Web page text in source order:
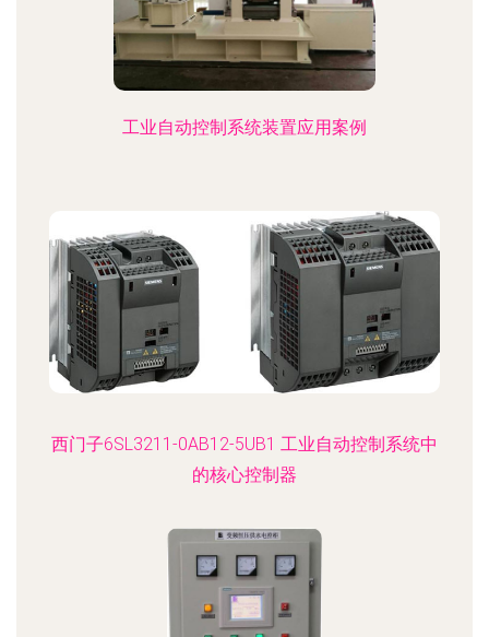
工业自动控制系统装置应用案例
西门子6SL3211-0AB12-5UB1 工业自动控制系统中
的核心控制器